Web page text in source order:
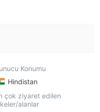
Konumu
Hindistan
çok ziyaret edilen
alanlar